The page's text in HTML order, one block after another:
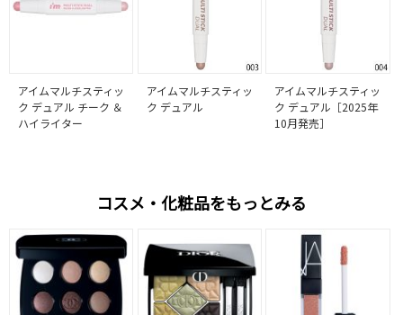
アイムマルチスティッ
ク デュアル チーク ＆
ハイライター
アイムマルチスティッ
ク デュアル
アイムマルチスティッ
ク デュアル［2025年
10月発売］
コスメ・化粧品をもっとみる